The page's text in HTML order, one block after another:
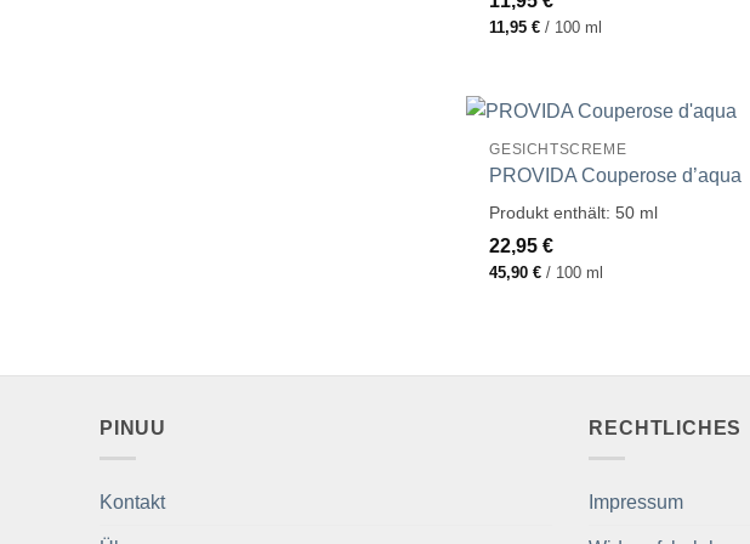
11,95€ / 100 ml
GESICHTSCREME
PROVIDA Couperose d’aqua
Produkt enthält: 50 ml
22,95€
45,90€ / 100 ml
PINUU
Kontakt
RECHTLICHES
Impressum